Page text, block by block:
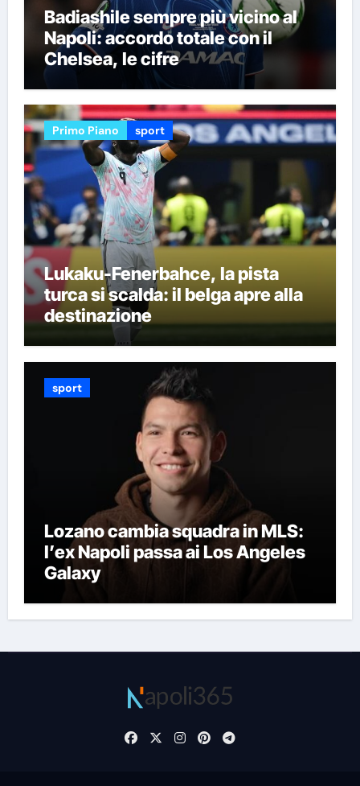
Badiashile sempre più vicino al
Napoli: accordo totale con il
Chelsea, le cifre
Primo Piano sport
Lukaku-Fenerbahce, la pista
turca si scalda: il belga apre alla
destinazione
sport
Lozano cambia squadra in MLS:
l’ex Napoli passa ai Los Angeles
Galaxy